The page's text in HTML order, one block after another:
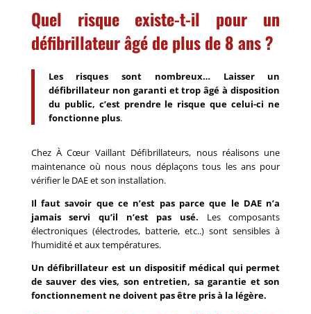
Quel risque existe-t-il pour un
défibrillateur âgé de plus de 8 ans ?
Les risques sont nombreux… Laisser un
défibrillateur non garanti et trop âgé à disposition
du public, c’est prendre le risque que celui-ci ne
fonctionne plus.
Chez À Cœur Vaillant Défibrillateurs, nous réalisons une
maintenance où nous nous déplaçons tous les ans pour
vérifier le DAE et son installation.
Il faut savoir que ce n’est pas parce que le DAE n’a
jamais servi qu’il n’est pas usé. Les composants
électroniques (électrodes, batterie, etc..) sont sensibles à
l’humidité et aux températures.
Un défibrillateur est un dispositif médical qui permet
de sauver des vies, son entretien, sa garantie et son
fonctionnement ne doivent pas être pris à la légère.